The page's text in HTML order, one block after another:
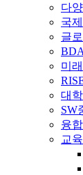
다
국
글
미
대
SW
융
교